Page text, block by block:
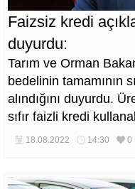
Faizsiz kredi
duyurdu:
Tarım ve Orman
bedelinin tamamının
alındığını duyurdu.
sıfır faizli kredi
18.08.2022 14:30 0